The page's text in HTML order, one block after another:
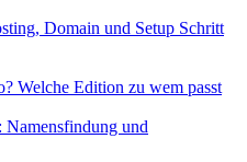
Domain und Setup Schritt
Welche Edition zu wem passt
und